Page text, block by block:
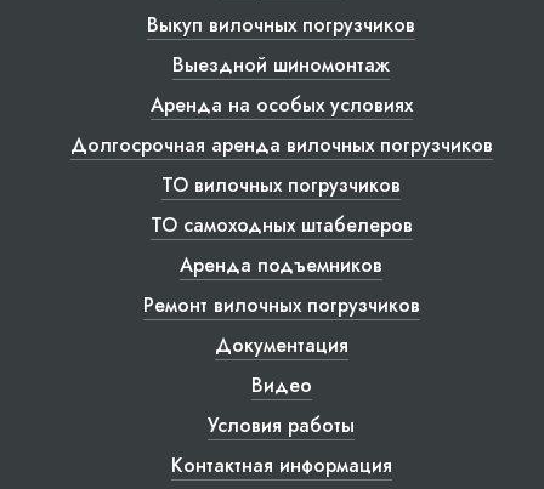
Выкуп вилочных погрузчиков
Выездной шиномонтаж
Аренда на особых условиях
Долгосрочная аренда вилочных погрузчиков
ТО вилочных погрузчиков
ТО самоходных штабелеров
Аренда подъемников
Ремонт вилочных погрузчиков
Документация
Видео
Условия работы
Контактная информация